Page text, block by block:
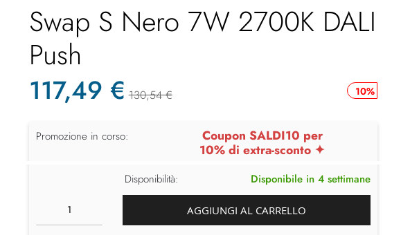
Swap S Nero 7W 2700K DALI
Push
10%
117,49 € 130,54 €
Promozione in corso:
Coupon SALDI10 per
10% di extra-sconto ✦
Disponibilità: Disponibile in 4 settimane
AGGIUNGI AL CARRELLO